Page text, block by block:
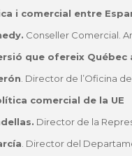
i comercial entre
Conseller Comercial.
que ofereix Québec
. Director de l’Oficina
comercial de la UE
Director de la
. Director del